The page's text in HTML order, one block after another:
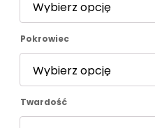
do
3944,00 zł
Pokrowiec
Twardość